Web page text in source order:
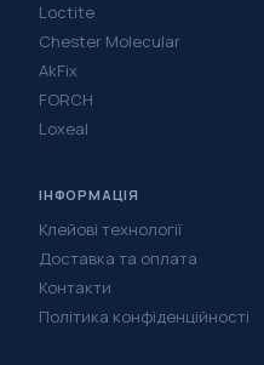
Loctite
Chester Molecular
AkFix
FORCH
Loxeal
ІНФОРМАЦІЯ
Клейові технології
Доставка та оплата
Контакти
Політика конфіденційності